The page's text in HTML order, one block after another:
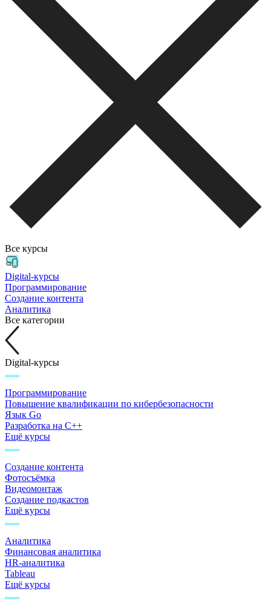
Все курсы
Digital-курсы
Программирование
Создание контента
Аналитика
Все категории
Digital-курсы
Программирование
Повышение квалификации по кибербезопасности
Язык Go
Разработка на C++
Ещё курсы
Создание контента
Фотосъёмка
Видеомонтаж
Создание подкастов
Ещё курсы
Аналитика
Финансовая аналитика
HR-аналитика
Tableau
Ещё курсы